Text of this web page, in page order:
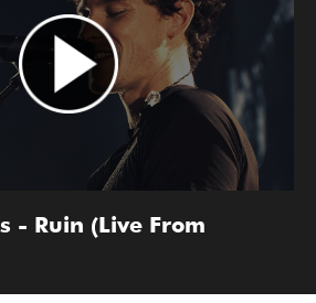
- Ruin (Live From